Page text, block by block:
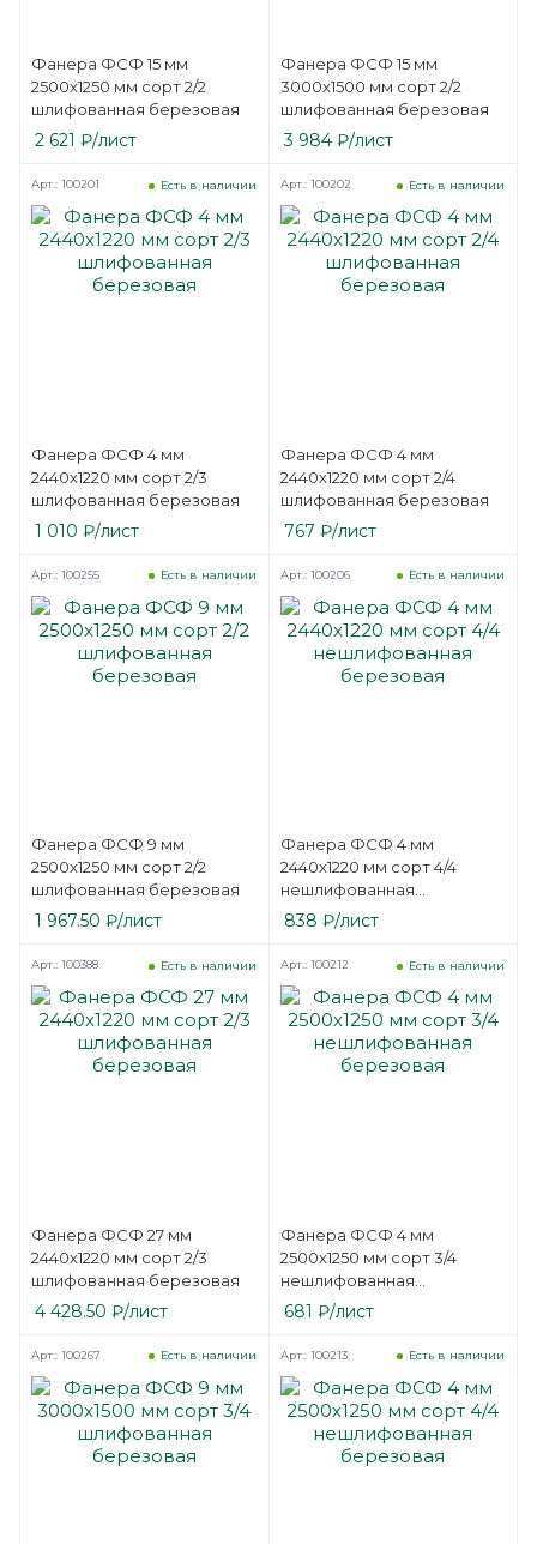
Фанера ФСФ 15 мм
2500х1250 мм сорт 2/2
шлифованная березовая
2 621 ₽/лист
Фанера ФСФ 15 мм
3000х1500 мм сорт 2/2
шлифованная березовая
3 984₽/лист
Фанера ФСФ 4 мм
2440х1220 мм сорт 2/3
шлифованная березовая
Есть в наличии
Арт.: 100201
1 010 ₽/лист
Фанера ФСФ 4 мм
2440х1220 мм сорт 2/4
шлифованная березовая
Есть в наличии
Арт.: 100202
767 ₽/лист
Фанера ФСФ 9 мм
2500х1250 мм сорт 2/2
шлифованная березовая
Есть в наличии
Арт.: 100255
1 967.50 ₽/лист
Фанера ФСФ 4 мм
2440х1220 мм сорт 4/4
нешлифованная
березовая
Есть в наличии
Арт.: 100206
838 ₽/лист
Фанера ФСФ 27 мм
2440х1220 мм сорт 2/3
шлифованная березовая
Есть в наличии
Арт.: 100388
4 428.50 ₽/лист
Фанера ФСФ 4 мм
2500х1250 мм сорт 3/4
нешлифованная
березовая
Есть в наличии
Арт.: 100212
681 ₽/лист
Есть в наличии
Арт.: 100267 Есть в наличии
Арт.: 100213